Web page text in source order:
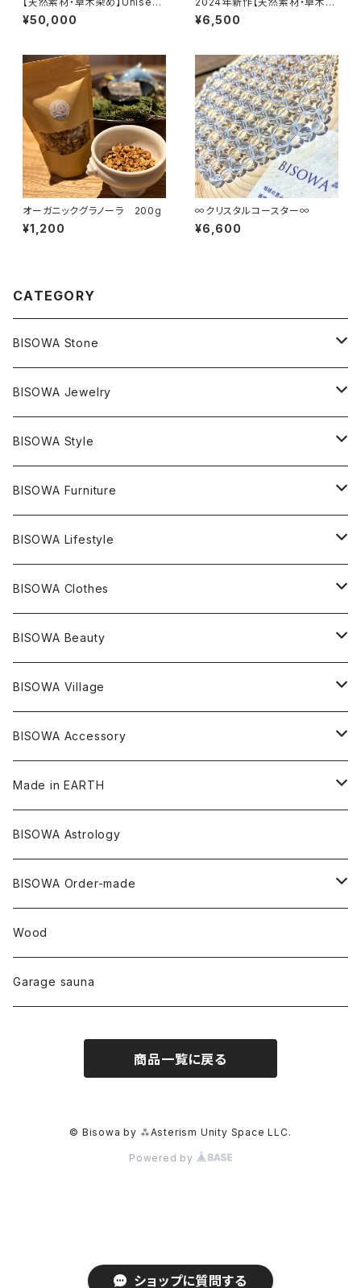
ショップに質問する
カシュクール ヘンプコットン
¥50,000
め】Women ブラ ヘンプコット
ンシルク
¥6,500
オーガニックグラノーラ 200g
¥1,200
∞クリスタルコースター∞
¥6,600
CATEGORY
BISOWA Stone
マスタークリスタル / 水晶
エレスチャル
ライトニング
ツインソウル
メタモルフォーゼス
クォーツインクォーツ
ガーデンクォーツ
石の種類別
アメジスト
アクアマリン
デュモルチェライト
タンザナイト
ムーンストーン
ルチルクォーツ
スモーキークォーツ
産地別
ヒマラヤ
ブラジル
中国
アメリカ
BISOWA Jewelry
ネックレス／ペンダント
宇佐美聖子
絹麻 ~kenma~
ピアス
宇佐美聖子
Others
ブレスレット
宇佐美聖子
Others
リング
サンキャッチャー
ヘアアクセサリー
イヤリング
キーホルダー
BISOWA Style
ONE PIECE
ヘンプ
オーガニックコットン
PANTS
ヘンプ
オーガニックコットン
T-SHIRT
オーガニックコットン
ヘンプコットン
leggings
ヘンプ
オーガニックコットン
Others
ヘンプ
オーガニックコットン
Underwear
BISOWA Furniture
のるすく
BISOWA Lifestyle
Music
宇佐美聖子
Niceness Music
浄化アイテム
Cosmic Hemp 麻炭
セージ
オラクルカード
キャンドル
HAZE 和蝋燭
縁キャンドル
陶器
大蝶恵美子
Tomoko Uemura Art 麻炭陶器
Cosmic hemp
YUGEN GLASS
others
foods
BISOWA Clothes
麻
絹
Others
オーガニックコットン
バンブー
オーガニックフリース
BISOWA Beauty
ヘンプオイル
BISOWA Village
Bisowa Club Room
BISOWA Accessory
ヘアゴム
宇佐美聖子
Made in EARTH
Misakubo Japan
碧-AOI-の松葉天然酵母パン
Uwajima Japan
BISOWA Astrology
BISOWA Order-made
∞Seiko Usami∞
Wood
Garage sauna
商品一覧に戻る
© Bisowa by ⁂Asterism Unity Space LLC.
Powered by